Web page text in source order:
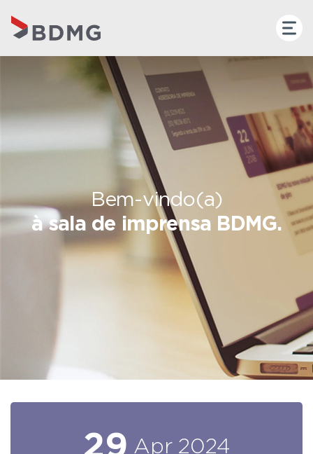
Bem-vindo(a)
à sala de imprensa BDMG.
29 Apr 2024